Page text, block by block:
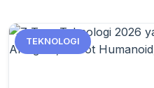
TEKNOLOGI